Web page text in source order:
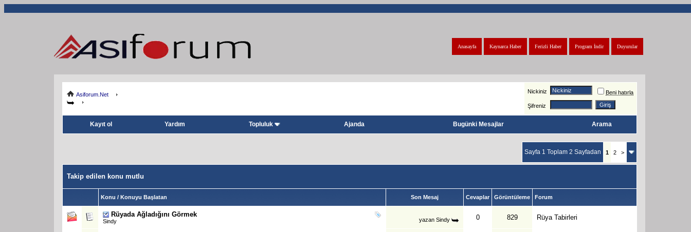
Duyurular
Program İndir
Ferizli Haber
Kaynarca Haber
Anasayfa
Asiforum.Net Nickiniz Beni hatırla
Şifreniz
Kayıt ol Yardım Topluluk Ajanda Bugünki Mesajlar Arama
Sayfa 1 Toplam 2 Sayfadan 1 2 >
Takip edilen konu mutlu
Konu / Konuyu Başlatan Son Mesaj Cevaplar Görüntüleme Forum
Rüyada Ağladığını Görmek
Sindy yazan Sindy 0 829 Rüya Tabirleri